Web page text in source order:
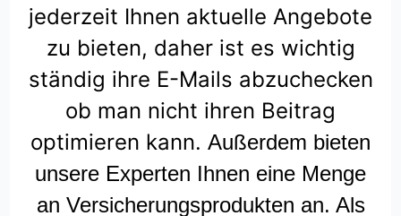
jederzeit Ihnen aktuelle Angebote
zu bieten, daher ist es wichtig
ständig ihre E-Mails abzuchecken
ob man nicht ihren Beitrag
optimieren kann. Außerdem bieten
unsere Experten Ihnen eine Menge
an Versicherungsprodukten an. Als